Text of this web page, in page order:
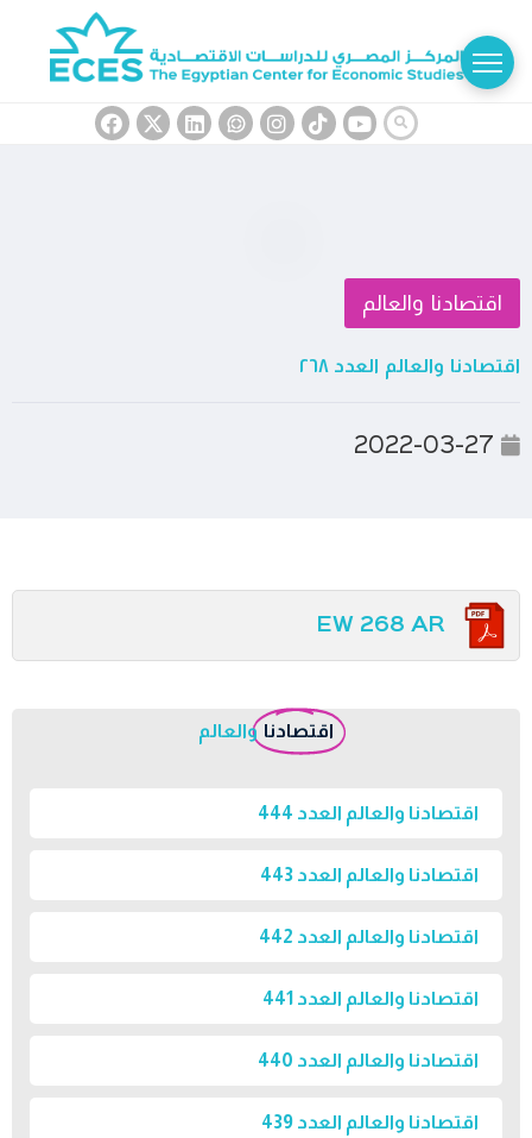
اقتصادنا والعالم
اقتصادنا والعالم العدد ٢٦٨
EW 268 AR
اقتصادنا والعالم
اقتصادنا والعالم العدد 444
اقتصادنا والعالم العدد 443
اقتصادنا والعالم العدد 442
اقتصادنا والعالم العدد 441
اقتصادنا والعالم العدد 440
اقتصادنا والعالم العدد 439